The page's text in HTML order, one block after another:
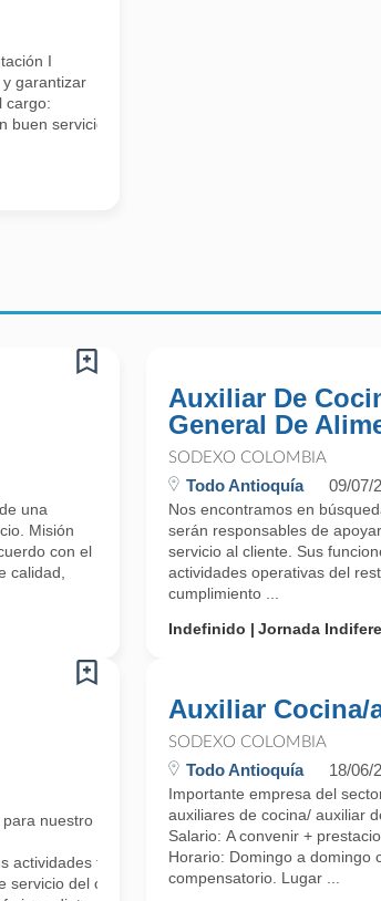
I
garantizar
cargo:
servicio, cumplimiento de ventas y satisfacción
una
Misión
con el
calidad,
Auxiliar De
General De
SODEXO COLOMBIA
Todo Antioquía 09/07/
Nos encontramos en
serán responsables de
servicio al cliente. Sus
actividades operativas del
cumplimiento ...
Indefinido
Jornada
nuestro equipo de trabajo. Serán los
teniendo en cuenta el protocolo de
del cargo en instalaciones exteriores e
Auxiliar Cocina/
SODEXO COLOMBIA
Todo Antioquía 18/06/
Importante empresa del
auxiliares de cocina/ auxiliar
Salario: A convenir +
Horario: Domingo a domingo
compensatorio. Lugar ...